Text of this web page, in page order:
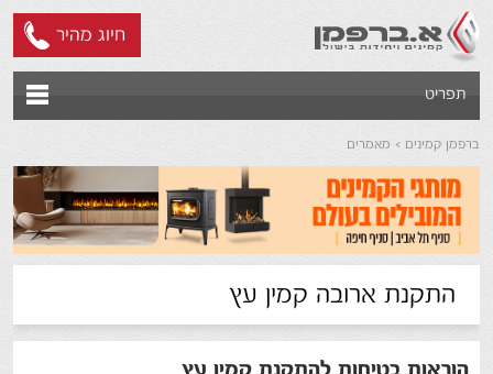
חיוג מהיר
תפריט
ברפמן קמינים מאמרים
התקנת ארובה קמין עץ